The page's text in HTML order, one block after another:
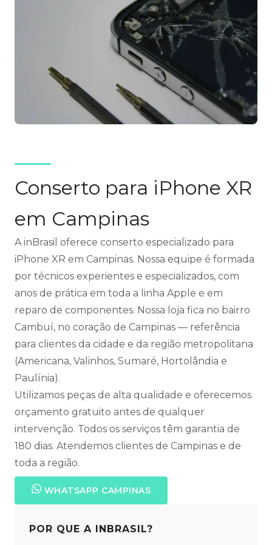
Conserto para iPhone XR
em Campinas
A inBrasil oferece conserto especializado para
iPhone XR em Campinas. Nossa equipe é formada
por técnicos experientes e especializados, com
anos de prática em toda a linha Apple e em
reparo de componentes. Nossa loja fica no bairro
Cambuí, no coração de Campinas — referência
para clientes da cidade e da região metropolitana
(Americana, Valinhos, Sumaré, Hortolândia e
Paulínia).
Utilizamos peças de alta qualidade e oferecemos
orçamento gratuito antes de qualquer
intervenção. Todos os serviços têm garantia de
180 dias. Atendemos clientes de Campinas e de
toda a região.
WHATSAPP CAMPINAS
POR QUE A INBRASIL?